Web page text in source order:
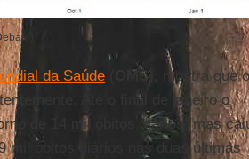
da Saúde( OMS), mostra que o
Até o final de janeiro o
de 14 mil óbitos diários, mas
mil óbitos diários nas duas últimas